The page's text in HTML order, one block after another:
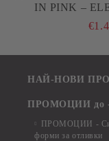
IN PINK –
НАЙ-НОВИ
ПРОМОЦИИ до -
ПРОМОЦИИ -
форми за отливки